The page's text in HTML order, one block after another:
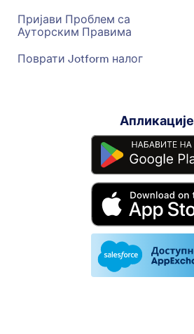
Пријави Проблем са
Ауторским Правима
Поврати Jotform налог
Апликације